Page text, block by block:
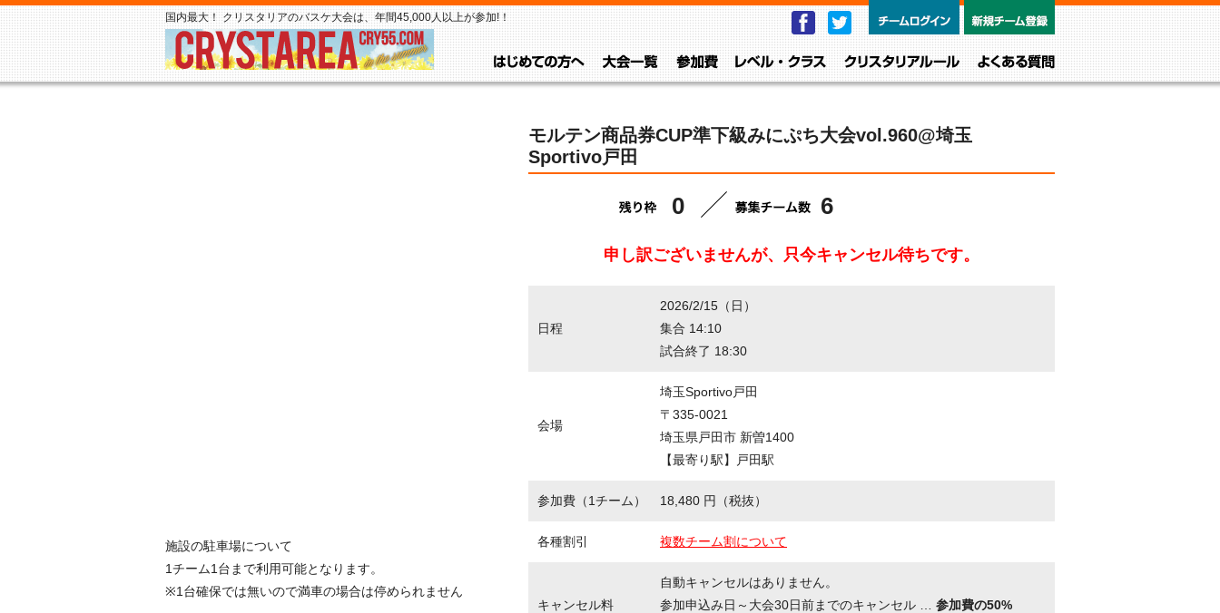
国内最大！ クリスタリアのバスケ大会は、年間45,000人以上が参加!！ FacebookTwitter
はじめての方へ
大会一覧参加費 レベル・クラス
施設の駐車場について
1チーム1台まで利用可能となります。
※1台確保では無いので満車の場合は停められません
モルテン商品券CUP準下級みにぷち大会vol.960@埼玉
Sportivo戸田
0 6
申し訳ございませんが、只今キャンセル待ちです。
日程
2026/2/15（日）
集合 14:10
試合終了 18:30
会場
埼玉Sportivo戸田
〒335-0021
埼玉県戸田市 新曽1400
【最寄り駅】戸田駅
参加費（1チーム） 18,480 円（税抜）
各種割引 複数チーム割について
キャンセル料
自動キャンセルはありません。
参加申込み日～大会30日前までのキャンセル … 参加費の50%